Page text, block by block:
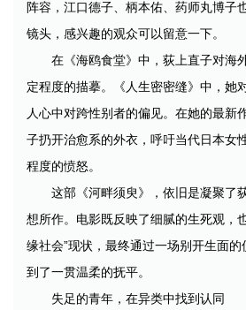
阵容，江口德子、柄本佑、药师丸博子
镜头，感兴趣的观众可以留意一下。
在《海鸥食堂》中，荻上直子对海
定程度的描摹。《人生密密缝》中，她
人心中对跨性别者的偏见。在她的最新
子扔开治愈系的外衣，呼吁当代日本女
程度的愤怒。
这部《河畔须臾》，依旧是凝聚了
想所作。电影既反映了细腻的生死观，
缘社会”现状，最终通过一场别开生面
到了一贯温柔的抚平。
失足的青年，在异类中找到认同